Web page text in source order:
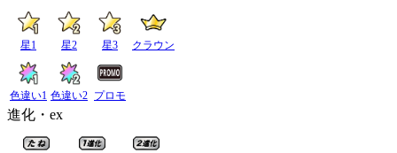
星1 星2 星3 クラウン
色違い1 色違い2 プロモ
進化・ex